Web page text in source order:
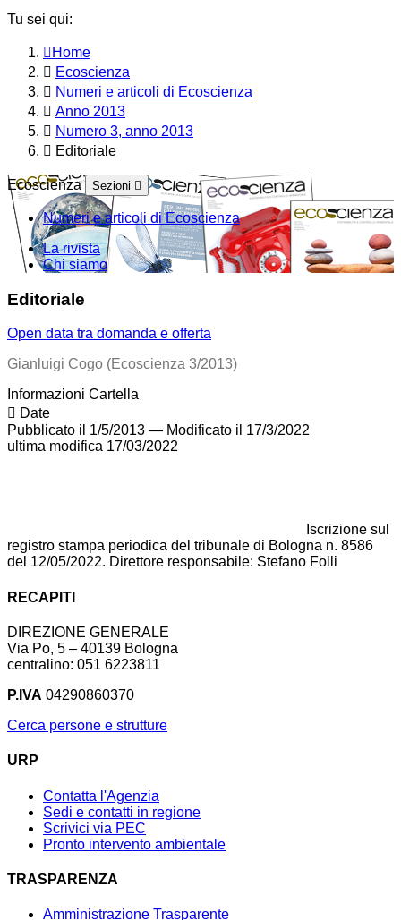
Tu sei qui:
Home
Ecoscienza
Numeri e articoli di Ecoscienza
Anno 2013
Numero 3, anno 2013
Editoriale
Ecoscienza Sezioni
Numeri e articoli di Ecoscienza
La rivista
Chi siamo
Editoriale
Open data tra domanda e offerta
Gianluigi Cogo (Ecoscienza 3/2013)
Informazioni Cartella
Date
Pubblicato il 1/5/2013 — Modificato il 17/3/2022
ultima modifica 17/03/2022
Iscrizione sul
registro stampa periodica del tribunale di Bologna n. 8586
del 12/05/2022. Direttore responsabile: Stefano Folli
RECAPITI
DIREZIONE GENERALE
Via Po, 5 – 40139 Bologna
centralino: 051 6223811
P.IVA 04290860370
Cerca persone e strutture
URP
Contatta l'Agenzia
Sedi e contatti in regione
Scrivici via PEC
Pronto intervento ambientale
TRASPARENZA
Amministrazione Trasparente